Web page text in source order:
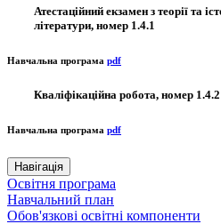
Атестаційний екзамен з теорії та
літератури, номер 1.4.1
Навчальна програма pdf
Кваліфікаційна робота, номер 1.4.2
Навчальна програма pdf
Навігація
Освітня програма
Навчальний план
Обов'язкові освітні компоненти